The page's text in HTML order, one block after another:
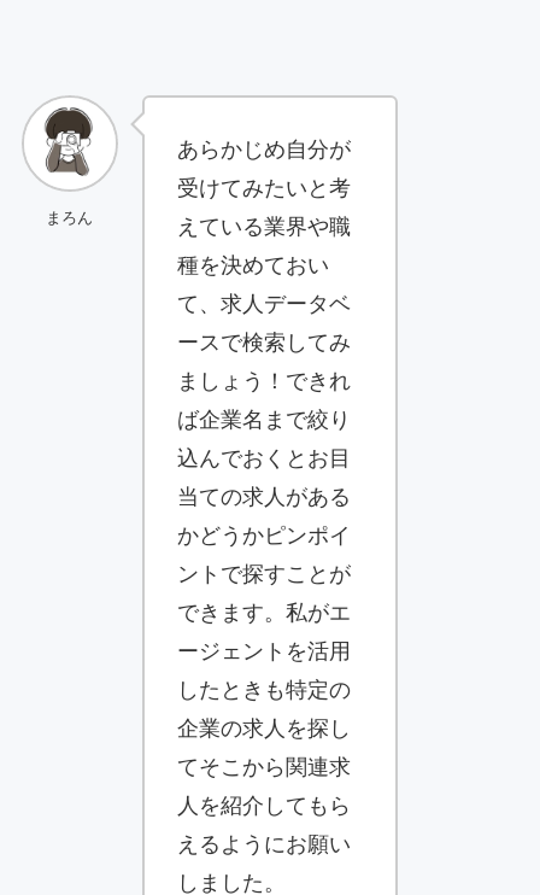
まろん
あらかじめ自分が
受けてみたいと考
えている業界や職
種を決めておい
て、求人データベ
ースで検索してみ
ましょう！できれ
ば企業名まで絞り
込んでおくとお目
当ての求人がある
かどうかピンポイ
ントで探すことが
できます。私がエ
ージェントを活用
したときも特定の
企業の求人を探し
てそこから関連求
人を紹介してもら
えるようにお願い
しました。